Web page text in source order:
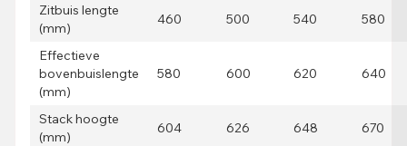
Zitbuis lengte
(mm)
460 500 540 580
Effectieve
bovenbuislengte
(mm)
580 600 620 640
Stack hoogte
(mm)
604 626 648 670